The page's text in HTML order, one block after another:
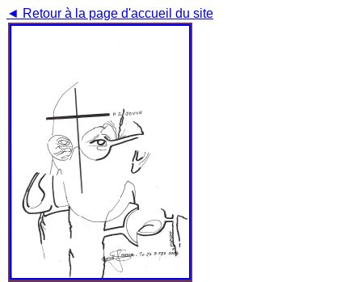
◄ Retour à la page d'accueil du site